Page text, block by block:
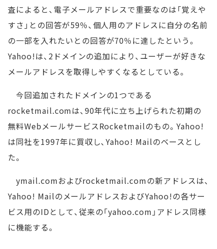
査によると、電子メールアドレスで重要なのは「覚えや
すさ」との回答が59％、個人用のアドレスに自分の名前
の一部を入れたいとの回答が70％に達したという。
Yahoo!は、2ドメインの追加により、ユーザーが好きな
メールアドレスを取得しやすくなるとしている。
今回追加されたドメインの1つである
rocketmail.comは、90年代に立ち上げられた初期の
無料WebメールサービスRocketmailのもの。Yahoo!
は同社を1997年に買収し、Yahoo! Mailのベースとし
た。
ymail.comおよびrocketmail.comの新アドレスは、
Yahoo! MailのメールアドレスおよびYahoo!の各サー
ビス用のIDとして、従来の「yahoo.com」アドレス同様
に機能する。